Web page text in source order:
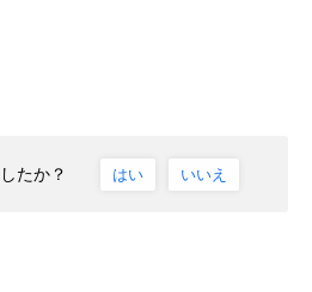
たか？ はい いいえ